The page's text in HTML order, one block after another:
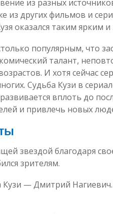
из разных
других фильмов и
оказался таким ярким
популярным, что
талант,
И хотя сейчас
Судьба Кузи в
вплоть до
и привлечь новых
звездой благодаря
зрителям.
— Дмитрий